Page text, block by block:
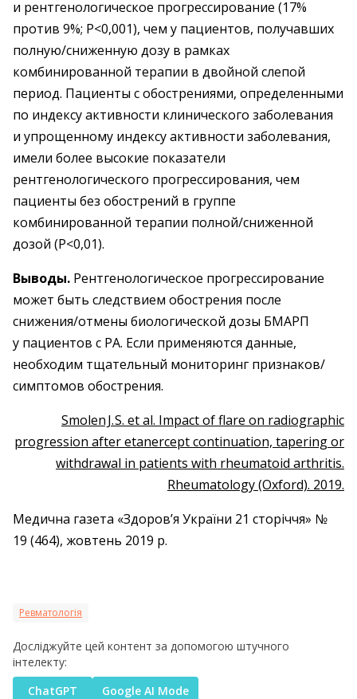
и рентгенологическое прогрессирование (17%
против 9%; P<0,001), чем у пациентов, получавших
полную/сниженную дозу в рамках
комбинированной терапии в двойной слепой
период. Пациенты с обострениями, определенными
по индексу активности клинического заболевания
и упрощенному индексу активности заболевания,
имели более высокие показатели
рентгенологического прогрессирования, чем
пациенты без обострений в группе
комбинированной терапии полной/сниженной
дозой (P<0,01).
Выводы. Рентгенологическое прогрессирование
может быть следствием обострения после
снижения/отмены биологической дозы БМАРП
у пациентов с РА. Если применяются данные,
необходим тщательный мониторинг признаков/
симптомов обострения.
Smolen J. S. et al. Impact of flare on radiographic
progression after etanercept continuation, tapering or
withdrawal in patients with rheumatoid arthritis.
Rheumatology (Oxford). 2019.
Медична газета «Здоров’я України 21 сторіччя» №
19 (464), жовтень 2019 р.
Ревматологія
Досліджуйте цей контент за допомогою штучного
інтелекту:
ChatGPT
Google AI Mode